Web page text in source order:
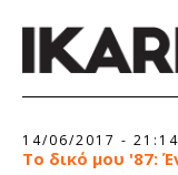
14/06/2017 - 21:14
Το δικό μου '87: